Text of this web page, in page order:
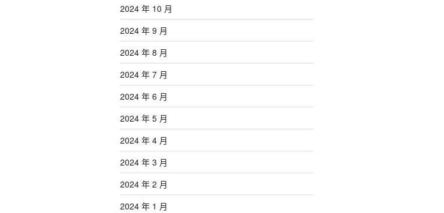
2024 年 10 月
2024 年 9 月
2024 年 8 月
2024 年 7 月
2024 年 6 月
2024 年 5 月
2024 年 4 月
2024 年 3 月
2024 年 2 月
2024 年 1 月